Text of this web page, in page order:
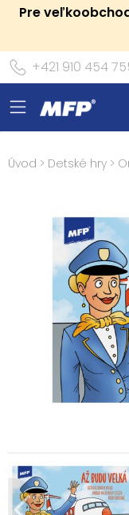
Pre
+421 910 454
Úvod > Detské hry >